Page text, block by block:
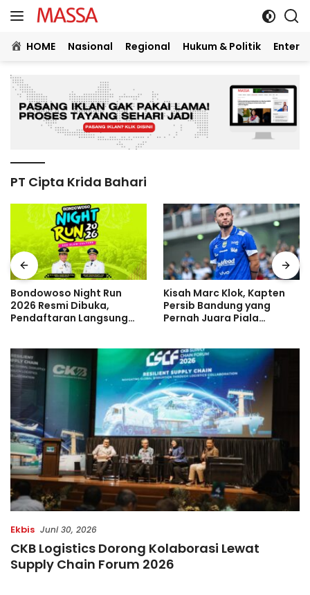
Langsung
ke
konten
HOME Nasional Regional Hukum & Politik
PT Cipta Krida Bahari
Bondowoso Night Run
2026 Resmi Dibuka,
Pendaftaran Langsung
Kisah Marc Klok, Kapten
Persib Bandung yang
Pernah Juara Piala
Ekbis Juni 30, 2026
CKB Logistics Dorong Kolaborasi Lewat
Supply Chain Forum 2026